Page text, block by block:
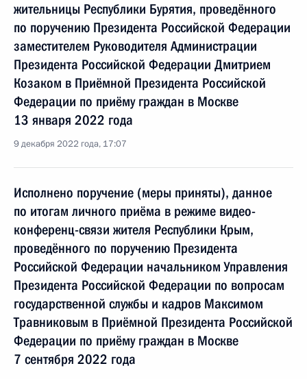
жительницы Республики Бурятия, проведённого
по поручению Президента Российской Федерации
заместителем Руководителя Администрации
Президента Российской Федерации Дмитрием
Козаком в Приёмной Президента Российской
Федерации по приёму граждан в Москве
13 января 2022 года
9 декабря 2022 года, 17:07
Исполнено поручение (меры приняты), данное
по итогам личного приёма в режиме видео-
конференц-связи жителя Республики Крым,
проведённого по поручению Президента
Российской Федерации начальником Управления
Президента Российской Федерации по вопросам
государственной службы и кадров Максимом
Травниковым в Приёмной Президента Российской
Федерации по приёму граждан в Москве
7 сентября 2022 года